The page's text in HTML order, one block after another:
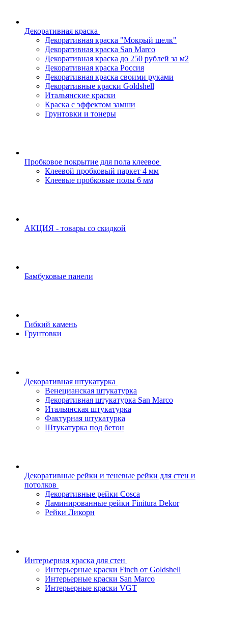
Декоративная краска
Декоративная краска "Мокрый шелк"
Декоративная краска San Marco
Декоративная краска до 250 рублей за м2
Декоративная краска Россия
Декоративная краска своими руками
Декоративные краски Goldshell
Итальянские краски
Краска с эффектом замши
Грунтовки и тонеры
Пробковое покрытие для пола клеевое
Клеевой пробковый паркет 4 мм
Клеевые пробковые полы 6 мм
АКЦИЯ - товары со скидкой
Бамбуковые панели
Гибкий камень
Грунтовки
Декоративная штукатурка
Венецианская штукатурка
Декоративная штукатурка San Marco
Итальянская штукатурка
Фактурная штукатурка
Штукатурка под бетон
Декоративные рейки и теневые рейки для стен и
потолков
Декоративные рейки Cosca
Ламинированные рейки Finitura Dekor
Рейки Ликорн
Интерьерная краска для стен
Интерьерные краски Finch от Goldshell
Интерьерные краски San Marco
Интерьерные краски VGT